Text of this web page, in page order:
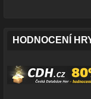
HODNOCENÍ